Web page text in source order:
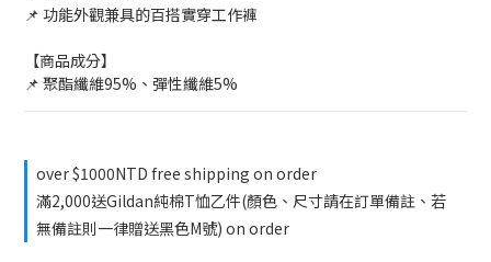
📌 功能外觀兼具的百搭實穿工作褲
【商品成分】
📌 聚酯纖維95%、彈性纖維5%
over $1000NTD free shipping on order
滿2,000送Gildan純棉T恤乙件(顏色、尺寸請在訂單備註、若
無備註則一律贈送黑色M號) on order